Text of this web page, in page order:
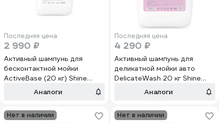
Последняя цена
2 990 ₽
Активный шампунь для
бесконтактной мойки
ActiveBase (20 кг) Shine
Systems SS755
Аналоги
Последняя цена
4 290 ₽
Активный шампунь для
деликатной мойки авто
DelicateWash 20 кг Shine
systems SS645
Аналоги
Нет в наличии Нет в наличии